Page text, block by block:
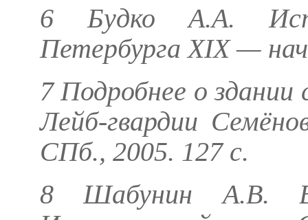
6 Будко А.А.
Петербурга XIX —
7 Подробнее о
Лейб-гвардии
СПб., 2005. 127 с.
8 Шабунин А.В.